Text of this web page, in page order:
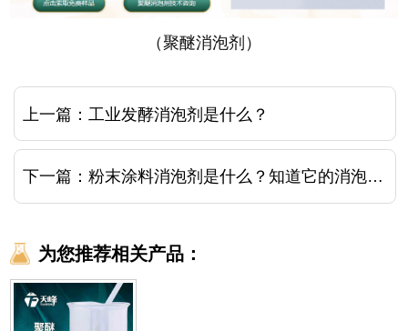
（聚醚消泡剂）
上一篇： 工业发酵消泡剂是什么？
下一篇： 粉末涂料消泡剂是什么？知道它的消泡原理就好了
为您推荐相关产品：